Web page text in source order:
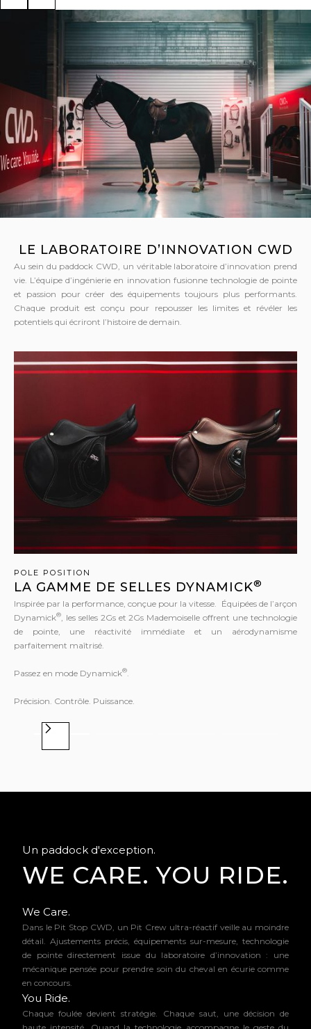
LE LABORATOIRE D’INNOVATION CWD
Au sein du paddock CWD, un véritable laboratoire d’innovation prend
vie. L’équipe d’ingénierie en innovation fusionne technologie de pointe
et passion pour créer des équipements toujours plus performants.
Chaque produit est conçu pour repousser les limites et révéler les
potentiels qui écriront l’histoire de demain.
POLE POSITION
LA GAMME DE SELLES DYNAMICK®
Inspirée par la performance, conçue pour la vitesse. Équipées de l’arçon
Dynamick®
, les selles 2Gs et 2Gs Mademoiselle offrent une technologie
de pointe, une réactivité immédiate et un aérodynamisme
parfaitement maîtrisé.
Passez en mode Dynamick®
Précision. Contrôle. Puissance.
Un paddock d'exception.
WE CARE. YOU RIDE.
We Care.
Dans le Pit Stop CWD, un Pit Crew ultra-réactif veille au moindre
détail. Ajustements précis, équipements sur-mesure, technologie
de pointe directement issue du laboratoire d’innovation : une
mécanique pensée pour prendre soin du cheval en écurie comme
en concours.
You Ride.
Chaque foulée devient stratégie. Chaque saut, une décision de